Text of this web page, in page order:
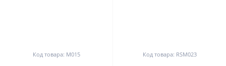
Код товара: М015 Код товара: RSM023